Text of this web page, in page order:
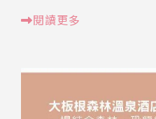
閱讀更多